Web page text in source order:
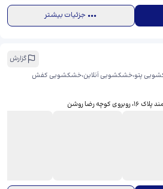
جزئیات بیشتر
گزارش
پتو،خشکشویی آنلاین،خشکشویی کفش
رضا روشن